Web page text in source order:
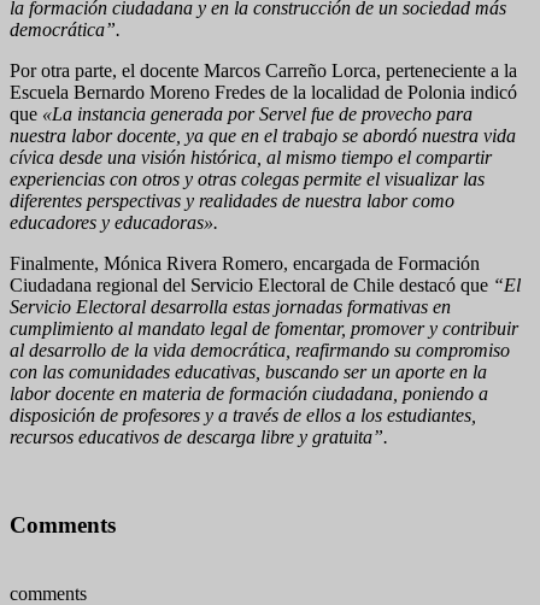
la formación ciudadana y en la construcción de un sociedad más
democrática”.
Por otra parte, el docente Marcos Carreño Lorca, perteneciente a la
Escuela Bernardo Moreno Fredes de la localidad de Polonia indicó
que «La instancia generada por Servel fue de provecho para
nuestra labor docente, ya que en el trabajo se abordó nuestra vida
cívica desde una visión histórica, al mismo tiempo el compartir
experiencias con otros y otras colegas permite el visualizar las
diferentes perspectivas y realidades de nuestra labor como
educadores y educadoras».
Finalmente, Mónica Rivera Romero, encargada de Formación
Ciudadana regional del Servicio Electoral de Chile destacó que “El
Servicio Electoral desarrolla estas jornadas formativas en
cumplimiento al mandato legal de fomentar, promover y contribuir
al desarrollo de la vida democrática, reafirmando su compromiso
con las comunidades educativas, buscando ser un aporte en la
labor docente en materia de formación ciudadana, poniendo a
disposición de profesores y a través de ellos a los estudiantes,
recursos educativos de descarga libre y gratuita”.
Comments
comments